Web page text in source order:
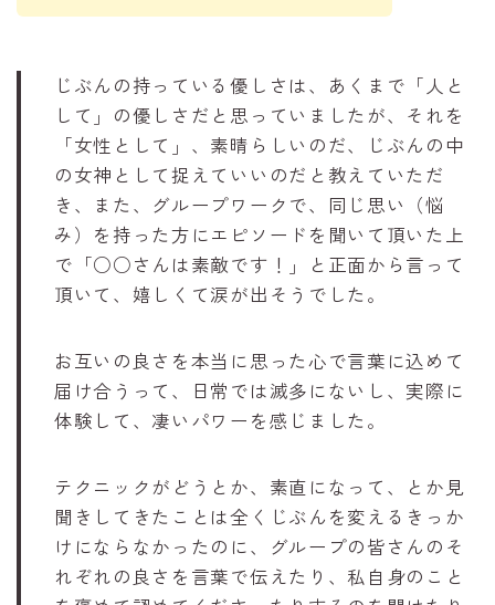
じぶんの持っている優しさは、あくまで「人と
して」の優しさだと思っていましたが、それを
「女性として」、素晴らしいのだ、じぶんの中
の女神として捉えていいのだと教えていただ
き、また、グループワークで、同じ思い（悩
み）を持った方にエピソードを聞いて頂いた上
で「○○さんは素敵です！」と正面から言って
頂いて、嬉しくて涙が出そうでした。
お互いの良さを本当に思った心で言葉に込めて
届け合うって、日常では滅多にないし、実際に
体験して、凄いパワーを感じました。
テクニックがどうとか、素直になって、とか見
聞きしてきたことは全くじぶんを変えるきっか
けにならなかったのに、グループの皆さんのそ
れぞれの良さを言葉で伝えたり、私自身のこと